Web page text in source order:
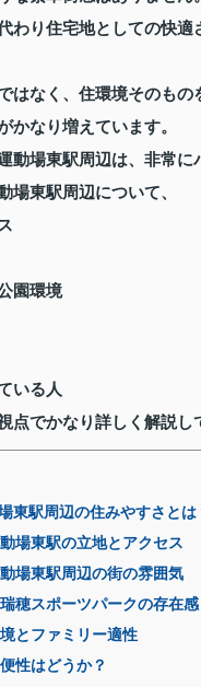
わり住宅地としての快適
はなく、住環境そのもの
かなり増えています。
動場東駅周辺は、非常に
場東駅周辺について、
園環境
いる人
点でかなり詳しく解説し
東駅周辺の住みやすさと
動場東駅の立地とアクセス
動場東駅周辺の街の雰囲気
瑞穂スポーツパークの存在感
境とファミリー適性
性はどうか？